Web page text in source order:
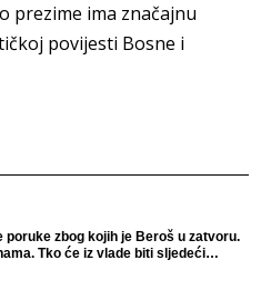
prezime ima značajnu
povijesti Bosne i
poruke zbog kojih je Beroš u zatvoru.
Tko će iz vlade biti sljedeći